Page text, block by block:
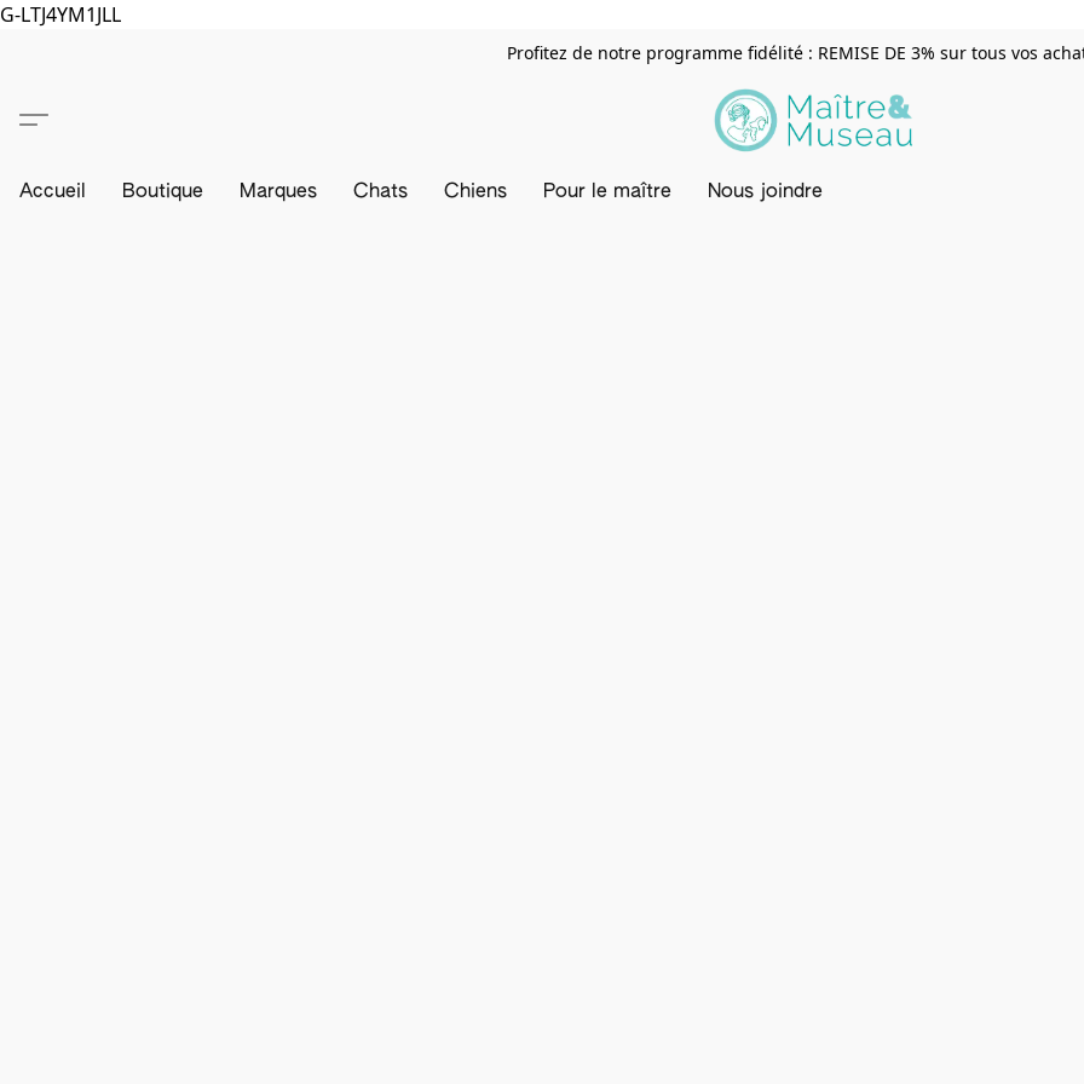
G-LTJ4YM1JLL
Profitez de notre programme fidélité : REMISE DE 3% sur tous vos
Accueil Boutique Marques Chats Chiens Pour le maître Nous joindre